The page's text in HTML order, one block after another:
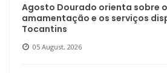
Agosto Dourado orienta sobre
amamentação e os serviços
Tocantins
05 August, 2026